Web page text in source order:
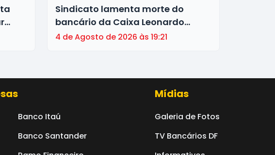
Sindicato lamenta morte do
bancário da Caixa Leonardo
Barbosa Luz
4 de Agosto de 2026 às 19:21
Banco Itaú
Banco Santander
Mídias
Galeria de Fotos
TV Bancários DF